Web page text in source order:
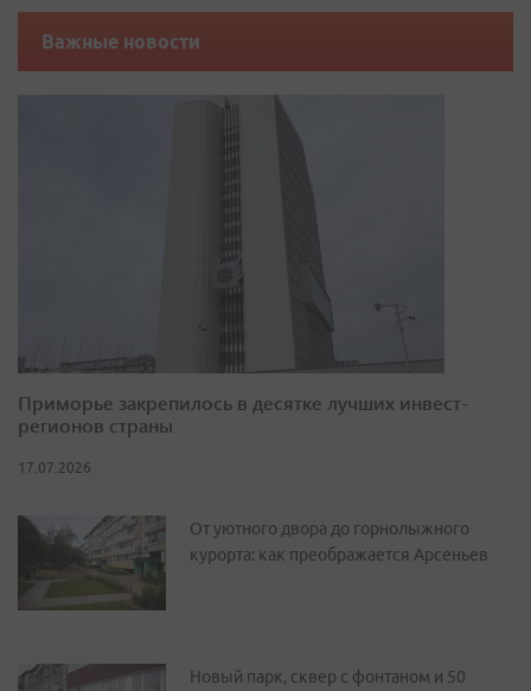
Важные новости
Приморье закрепилось в десятке лучших инвест-
регионов страны
17.07.2026
От уютного двора до горнолыжного
курорта: как преображается Арсеньев
Новый парк, сквер с фонтаном и 50